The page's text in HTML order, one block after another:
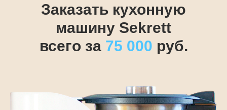
Заказать кухонную
машину Sekrett
всего за 75 000 руб.